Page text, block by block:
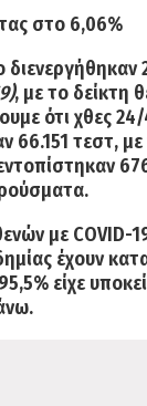
στο 6,06%
διενεργήθηκαν
, με το δείκτη
ότι χθες
66.151 τεστ,
με COVID-
έχουν
είχε